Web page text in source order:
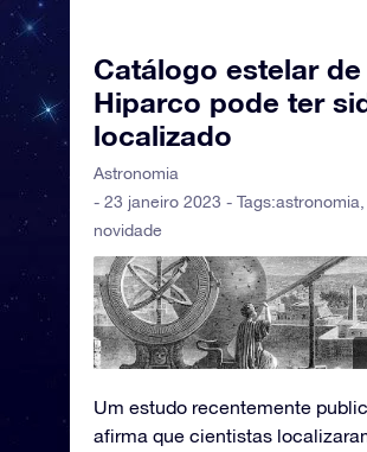
Catálogo estelar de
Hiparco pode ter
localizado
Astronomia
- 23 janeiro 2023 - Tags:astronomia
novidade
Um estudo recentemente
afirma que cientistas